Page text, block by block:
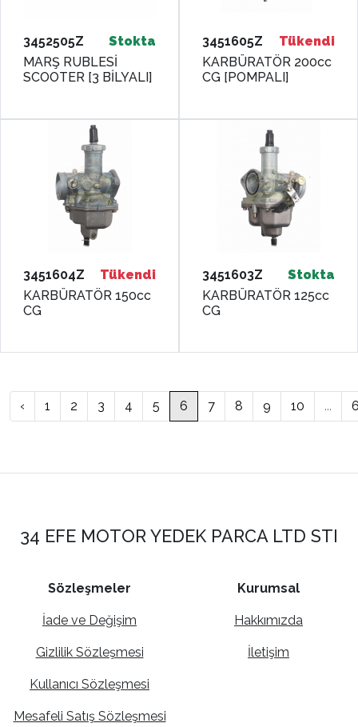
3452505Z
Stokta
MARŞ RUBLESİ
SCOOTER [3 BİLYALI]
3451605Z
Tükendi
KARBÜRATÖR 200cc
CG [POMPALI]
3451604Z
Tükendi
KARBÜRATÖR 150cc
CG
3451603Z
Stokta
KARBÜRATÖR 125cc
CG
‹ 1 2 3 4 5 6 7 8 9 10 ...
34 EFE MOTOR YEDEK PARCA LTD STI
Sözleşmeler
İade ve Değişim
Gizlilik Sözleşmesi
Kullanıcı Sözleşmesi
Mesafeli Satış Sözleşmesi
Kurumsal
Hakkımızda
İletişim